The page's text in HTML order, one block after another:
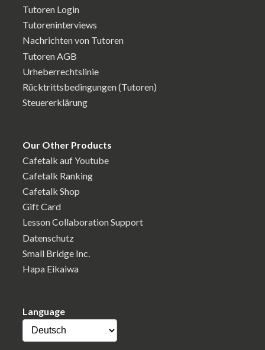
Tutoren Login
Tutoreninterviews
Nachrichten von Tutoren
Tutoren AGB
Urheberrechtslinie
Rücktrittsbedingungen (Tutoren)
Steuererklärung
Our Other Products
Cafetalk auf Youtube
Cafetalk Ranking
Cafetalk Shop
Gift Card
Lesson Collaboration Support
Datenschutz
Small Bridge Inc.
Hapa Eikaiwa
Language